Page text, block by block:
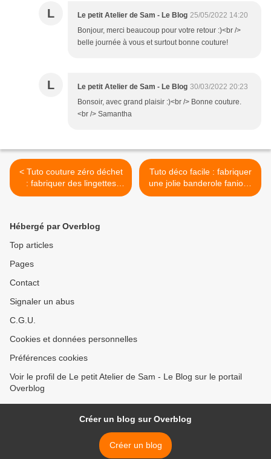
L Le petit Atelier de Sam - Le Blog 25/05/2022 14:20
Bonjour, merci beaucoup pour votre retour :)<br />
belle journée à vous et surtout bonne couture!
L Le petit Atelier de Sam - Le Blog 30/03/2022 20:23
Bonsoir, avec grand plaisir :)<br /> Bonne couture.
<br /> Samantha
< Tuto couture zéro déchet
: fabriquer des lingettes
réutilisables en forme de
Tuto déco facile : fabriquer
une jolie banderole fanions
en tissu – DIY débutant >
Hébergé par Overblog
Top articles
Pages
Contact
Signaler un abus
C.G.U.
Cookies et données personnelles
Préférences cookies
Voir le profil de Le petit Atelier de Sam - Le Blog sur le portail
Overblog
Créer un blog sur Overblog
Créer un blog